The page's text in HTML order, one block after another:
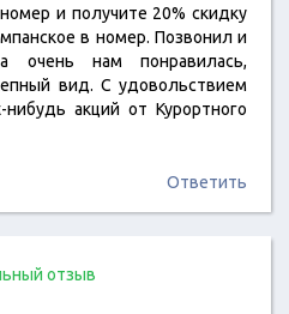
и получите 20% скидку
в номер. Позвонил и
очень нам понравилась,
вид. С удовольствием
акций от Курортного
Ответить
отзыв